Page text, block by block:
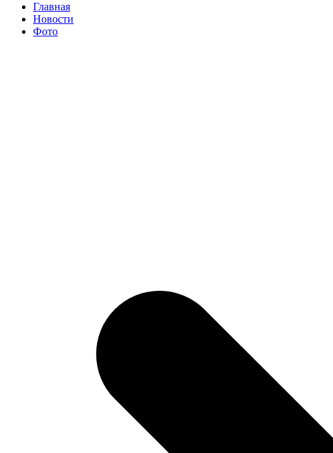
Главная
Новости
Фото